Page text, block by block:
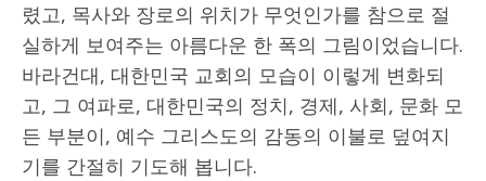
렸고, 목사와 장로의 위치가 무엇인가를 참으로 절
실하게 보여주는 아름다운 한 폭의 그림이었습니다.
바라건대, 대한민국 교회의 모습이 이렇게 변화되
고, 그 여파로, 대한민국의 정치, 경제, 사회, 문화 모
든 부분이, 예수 그리스도의 감동의 이불로 덮여지
기를 간절히 기도해 봅니다.